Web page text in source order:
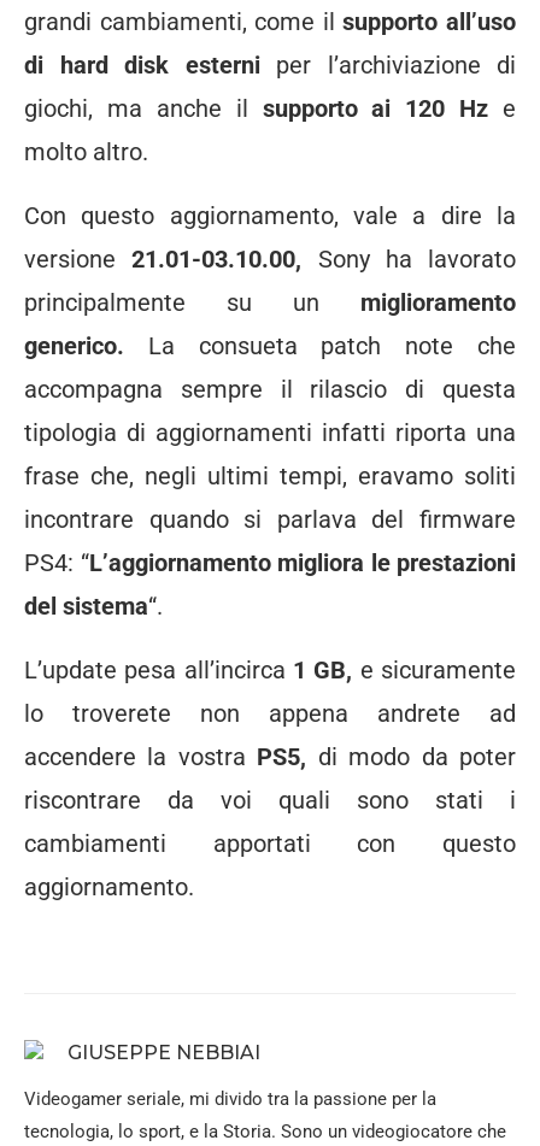
grandi cambiamenti, come ilsupporto all’uso
di hard disk esterni per l’archiviazione di
giochi, ma anche il supporto ai 120 Hz e
molto altro.
Con questo aggiornamento, vale a dire la
versione21.01-03.10.00, Sony ha lavorato
principalmente su un miglioramento
generico. La consueta patch note che
accompagna sempre il rilascio di questa
tipologia di aggiornamenti infatti riporta una
frase che, negli ultimi tempi, eravamo soliti
incontrare quando si parlava del firmware
PS4: “L’aggiornamento migliora le prestazioni
del sistema“.
L’update pesa all’incirca 1 GB, e sicuramente
lo troverete non appena andrete ad
accendere la vostra PS5, di modo da poter
riscontrare da voi quali sono stati i
cambiamenti apportati con questo
aggiornamento.
GIUSEPPE NEBBIAI
Videogamer seriale, mi divido tra la passione per la
tecnologia, lo sport, e la Storia. Sono un videogiocatore che